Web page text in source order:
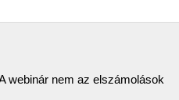
webinár nem az elszámolások